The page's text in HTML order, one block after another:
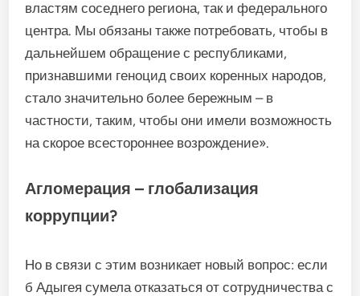
властям соседнего региона, так и федерального
центра. Мы обязаны также потребовать, чтобы в
дальнейшем обращение с республиками,
признавшими геноцид своих коренных народов,
стало значительно более бережным – в
частности, таким, чтобы они имели возможность
на скорое всестороннее возрождение».
Агломерация – глобализация
коррупции?
Но в связи с этим возникает новый вопрос: если
б Адыгея сумела отказаться от сотрудничества с